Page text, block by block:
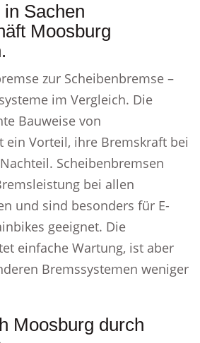
Sachen
Moosburg
zur Scheibenbremse –
im Vergleich. Die
Bauweise von
ein Vorteil, ihre Bremskraft bei
Scheibenbremsen
bei allen
und sind besonders für E-
geeignet. Die
einfache Wartung, ist aber
Bremssystemen weniger
Moosburg durch